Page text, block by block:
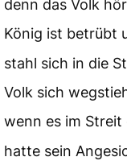
denn das Volk
König ist betrübt
stahl sich in die
Volk sich
wenn es im
hatte sein